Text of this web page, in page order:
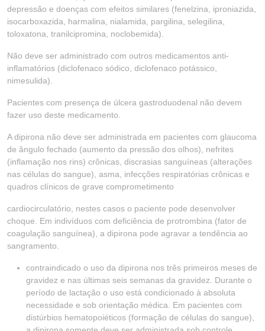
depressão e doenças com efeitos similares (fenelzina, iproniazida,
isocarboxazida, harmalina, nialamida, pargilina, selegilina,
toloxatona, tranilcipromina, noclobemida).
Não deve ser administrado com outros medicamentos anti-
inflamatórios (diclofenaco sódico, diclofenaco potássico,
nimesulida).
Pacientes com presença de úlcera gastroduodenal não devem
fazer uso deste medicamento.
A dipirona não deve ser administrada em pacientes com glaucoma
de ângulo fechado (aumento da pressão dos olhos), nefrites
(inflamação nos rins) crônicas, discrasias sanguíneas (alterações
nas células do sangue), asma, infecções respiratórias crônicas e
quadros clínicos de grave comprometimento
cardiocirculatório, nestes casos o paciente pode desenvolver
choque. Em indivíduos com deficiência de protrombina (fator de
coagulação sanguínea), a dipirona pode agravar a tendência ao
sangramento.
contraindicado o uso da dipirona nos três primeiros meses de
gravidez e nas últimas seis semanas da gravidez. Durante o
período de lactação o uso está condicionado à absoluta
necessidade e sob orientação médica. Em pacientes com
distúrbios hematopoiéticos (formação de células do sangue),